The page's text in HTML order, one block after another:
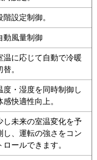
RPK-
RPK-AP56GHJ7
RPK-AP56GHJ6
FDKZ565HK5SA
PA-P56K7SGB
PA-P56K6SGB
階設定制御。
動風量制御
温に応じて自動で冷暖
替。
度・湿度を同時制御し
感快適性向上。
し未来の室温変化を予
し、運転の強さをコン
ロールできます。